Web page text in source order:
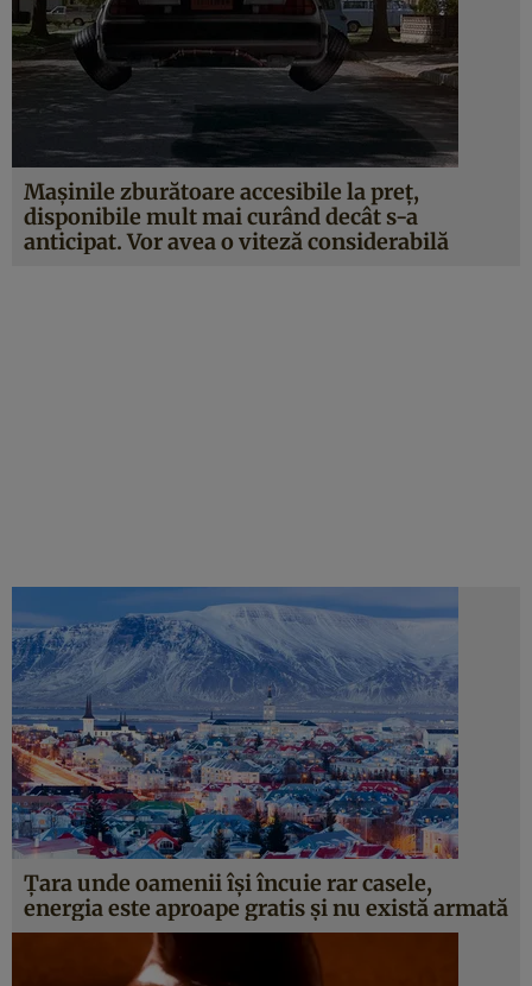
Maşinile zburătoare accesibile la preţ,
disponibile mult mai curând decât s-a
anticipat. Vor avea o viteză considerabilă
Ţara unde oamenii îşi încuie rar casele,
energia este aproape gratis şi nu există armată